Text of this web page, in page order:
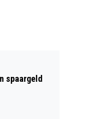
spaargeld